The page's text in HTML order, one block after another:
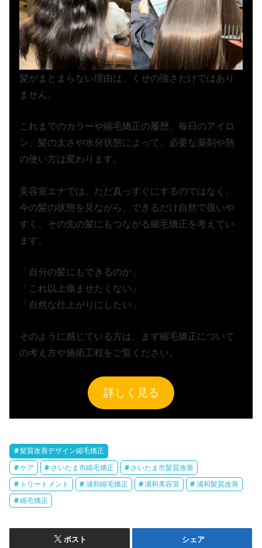
髪がまとまらない理由は、くせの強さだけではあり
ません。
これまでのカラーや縮毛矯正の履歴、毎日のアイロ
ン、髪の太さや水分状態によって、必要な薬剤や熱
の使い方は変わります。
美容室エナでは、ただ真っすぐにするのではなく、
今の髪の状態を見ながら、できるだけ自然で扱いや
すく、その先の髪にもつながる縮毛矯正を考えてい
ます。
「自分の髪にもできるのか」
「これ以上傷ませたくない」
「自然な仕上がりにしたい」
そのように感じている方は、まず縮毛矯正について
の考え方や施術工程をご覧ください。
詳しく見る
髪質改善デザイン縮毛矯正
ケア さいたま市縮毛矯正 さいたま市髪質改善
トリートメント 浦和縮毛矯正 浦和美容室 浦和髪質改善
縮毛矯正
ポスト シェア